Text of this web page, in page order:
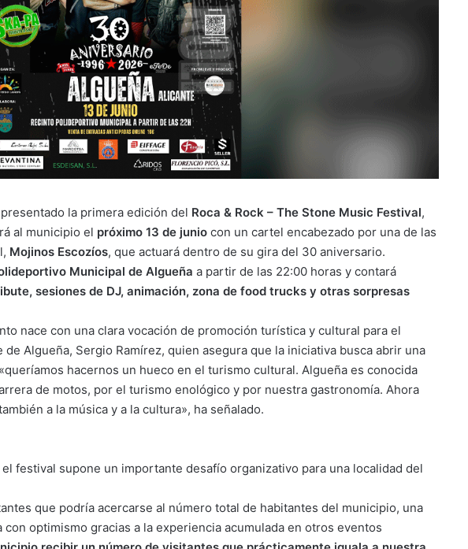
la primera edición del Roca & Rock – The Stone Music Festival,
al municipio el próximo 13 de junio con un cartel encabezado por una de las
Mojinos Escozíos, que actuará dentro de su gira del 30 aniversario.
Municipal de Algueña a partir de las 22:00 horas y contará
sesiones de DJ, animación, zona de food trucks y otras sorpresas
nace con una clara vocación de promoción turística y cultural para el
Algueña, Sergio Ramírez, quien asegura que la iniciativa busca abrir una
hacernos un hueco en el turismo cultural. Algueña es conocida
de motos, por el turismo enológico y por nuestra gastronomía. Ahora
a la música y a la cultura», ha señalado.
festival supone un importante desafío organizativo para una localidad del
que podría acercarse al número total de habitantes del municipio, una
optimismo gracias a la experiencia acumulada en otros eventos